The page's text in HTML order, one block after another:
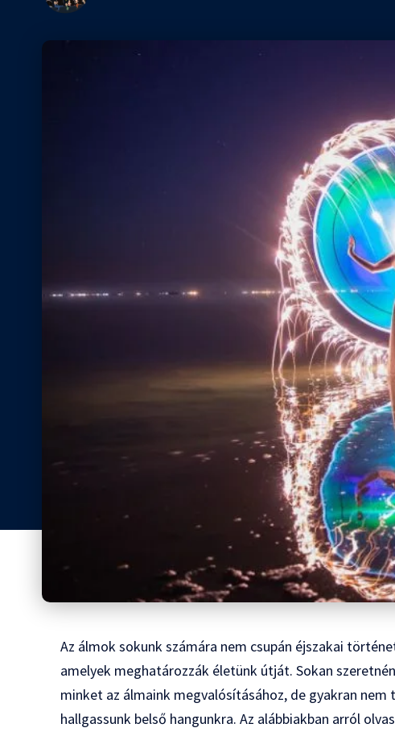
Az álmok sokunk számára nem csupán éjszakai
amelyek meghatározzák életünk útját. Sokan
minket az álmaink megvalósításához, de gyakran
hallgassunk belső hangunkra. Az alábbiakban arról